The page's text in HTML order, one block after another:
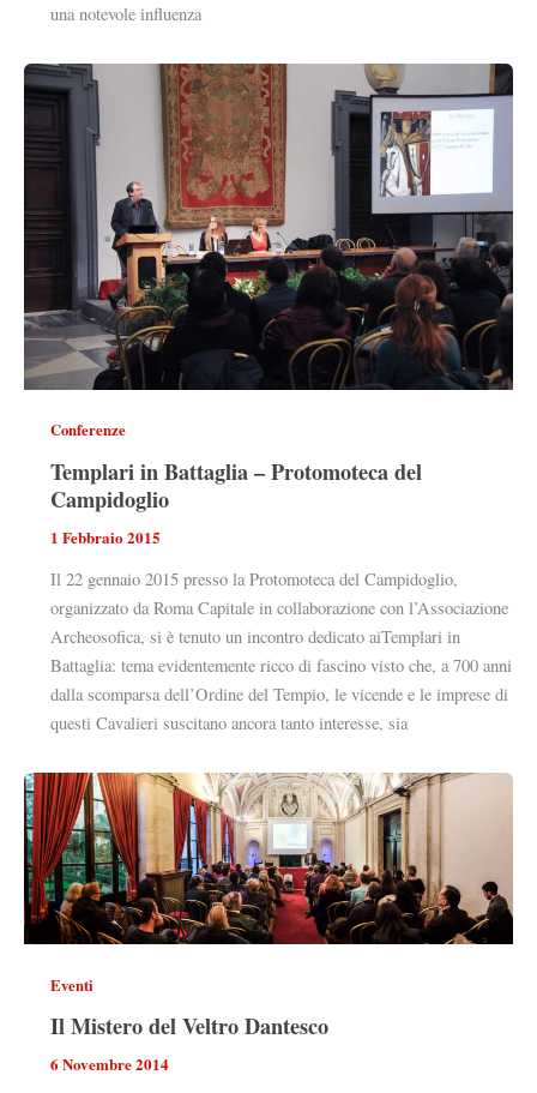
una notevole influenza
Conferenze
Templari in Battaglia – Protomoteca del
Campidoglio
1 Febbraio 2015
Il 22 gennaio 2015 presso la Protomoteca del Campidoglio,
organizzato da Roma Capitale in collaborazione con l’Associazione
Archeosofica, si è tenuto un incontro dedicato aiTemplari in
Battaglia: tema evidentemente ricco di fascino visto che, a 700 anni
dalla scomparsa dell’Ordine del Tempio, le vicende e le imprese di
questi Cavalieri suscitano ancora tanto interesse, sia
Eventi
Il Mistero del Veltro Dantesco
6 Novembre 2014